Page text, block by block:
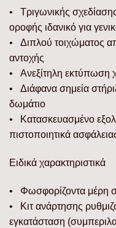
• Τριγωνικής
οροφής ιδανικό για
• Διπλού τοιχώματος
αντοχής
• Ανεξίτηλη εκτύπωση
• Διάφανα σημεία
δωμάτιο
• Κατασκευασμένο
πιστοποιητικά
Ειδικά χαρακτηριστικά
• Φωσφορίζοντα μέρη
• Κιτ ανάρτησης
εγκατάσταση